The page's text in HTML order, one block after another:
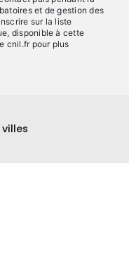
et de gestion des
sur la liste
disponible à cette
cnil.fr pour plus